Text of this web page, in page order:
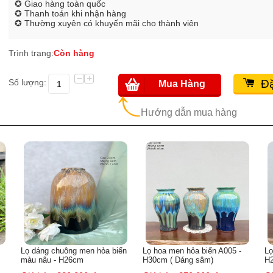
✪ Giao hàng toàn quốc
✪ Thanh toán khi nhận hàng
✪ Thường xuyên có khuyến mãi cho thành viên
Trình trạng:Còn hàng
Số lượng: +
−
Hướng dẫn mua hàng
Mua Hàng
Lọ hoa men hỏa biến A005 -
H30cm ( Dáng sâm)
Lọ hoa men hỏa biến A005 -
H29cm ( Cả set )